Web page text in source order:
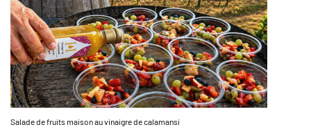
Salade de fruits maison au vinaigre de calamansi